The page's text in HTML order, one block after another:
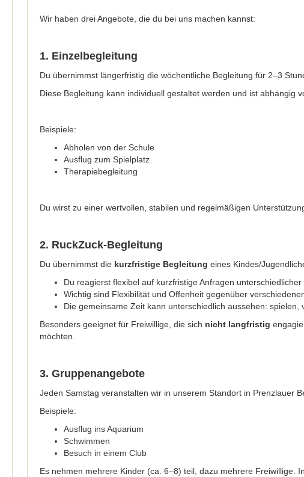
Wir haben drei Angebote, die du bei uns machen kannst:
1. Einzelbegleitung
Du übernimmst längerfristig die wöchentliche Begleitung für 2–3
Diese Begleitung kann individuell gestaltet werden und ist abhängig
Beispiele:
Abholen von der Schule
Ausflug zum Spielplatz
Therapiebegleitung
Du wirst zu einer wertvollen, stabilen und regelmäßigen
2. RuckZuck-Begleitung
Du übernimmst die kurzfristige Begleitung eines Kindes/
Du reagierst flexibel auf kurzfristige Anfragen unterschiedlicher
Wichtig sind Flexibilität und Offenheit gegenüber
Die gemeinsame Zeit kann unterschiedlich aussehen:
Besonders geeignet für Freiwillige, die sich nicht langfristig
möchten.
3. Gruppenangebote
Jeden Samstag veranstalten wir in unserem Standort in Prenzlauer
Beispiele:
Ausflug ins Aquarium
Schwimmen
Besuch in einem Club
Es nehmen mehrere Kinder (ca. 6–8) teil, dazu mehrere Freiwillige.